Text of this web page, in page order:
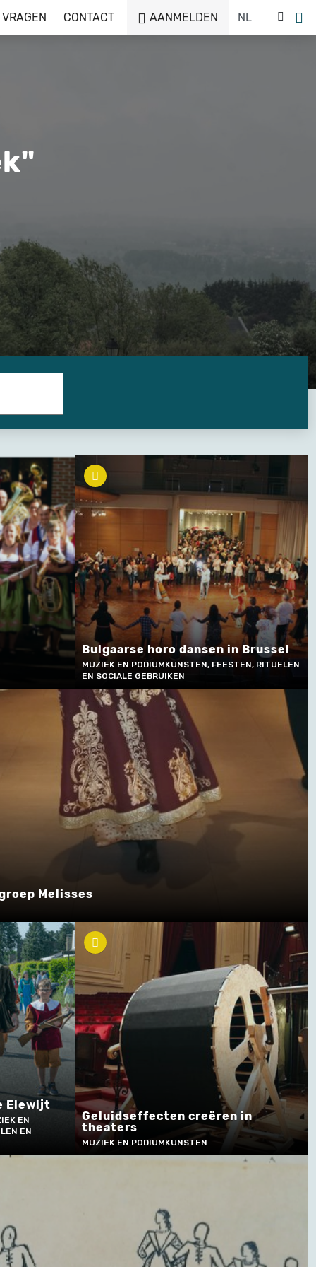
CONTACT AANMELDEN
Bulgaarse horo dansen in Brussel
MUZIEK EN PODIUMKUNSTEN, FEESTEN, RITUELEN
EN SOCIALE GEBRUIKEN
Melisses
Elewijt
EN
EN
Geluidseffecten creëren in
theaters
MUZIEK EN PODIUMKUNSTEN